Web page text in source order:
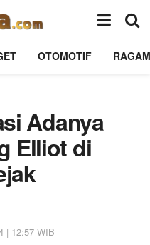
OTOMOTIF RAGAM
Adanya
Elliot di
| 12:57 WIB